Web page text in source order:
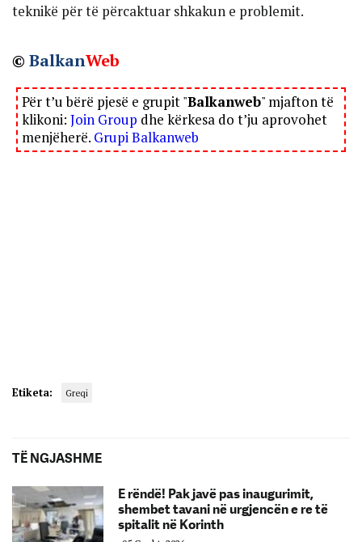
teknikë për të përcaktuar shkakun e problemit.
© BalkanWeb
Për t’u bërë pjesë e grupit "Balkanweb" mjafton të
klikoni: Join Group dhe kërkesa do t’ju aprovohet
menjëherë. Grupi Balkanweb
Etiketa: Greqi
TË NGJASHME
E rëndë! Pak javë pas inaugurimit,
shembet tavani në urgjencën e re të
spitalit në Korinth